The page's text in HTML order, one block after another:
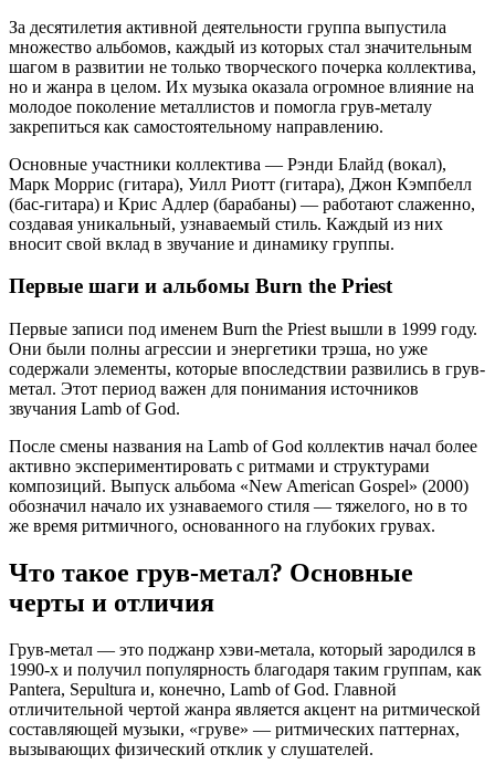
За десятилетия активной деятельности группа выпустила
множество альбомов, каждый из которых стал значительным
шагом в развитии не только творческого почерка коллектива,
но и жанра в целом. Их музыка оказала огромное влияние на
молодое поколение металлистов и помогла грув-металу
закрепиться как самостоятельному направлению.
Основные участники коллектива — Рэнди Блайд (вокал),
Марк Моррис (гитара), Уилл Риотт (гитара), Джон Кэмпбелл
(бас-гитара) и Крис Адлер (барабаны) — работают слаженно,
создавая уникальный, узнаваемый стиль. Каждый из них
вносит свой вклад в звучание и динамику группы.
Первые шаги и альбомы Burn the Priest
Первые записи под именем Burn the Priest вышли в 1999 году.
Они были полны агрессии и энергетики трэша, но уже
содержали элементы, которые впоследствии развились в грув-
метал. Этот период важен для понимания источников
звучания Lamb of God.
После смены названия на Lamb of God коллектив начал более
активно экспериментировать с ритмами и структурами
композиций. Выпуск альбома «New American Gospel» (2000)
обозначил начало их узнаваемого стиля — тяжелого, но в то
же время ритмичного, основанного на глубоких грувах.
Что такое грув-метал? Основные
черты и отличия
Грув-метал — это поджанр хэви-метала, который зародился в
1990-х и получил популярность благодаря таким группам, как
Pantera, Sepultura и, конечно, Lamb of God. Главной
отличительной чертой жанра является акцент на ритмической
составляющей музыки, «груве» — ритмических паттернах,
вызывающих физический отклик у слушателей.